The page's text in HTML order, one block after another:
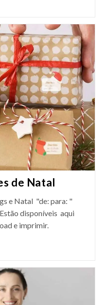
de Natal
e Natal "de: para: "
disponíveis aqui
e imprimir.